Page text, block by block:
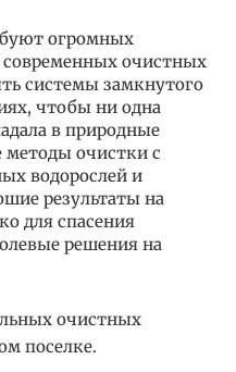
огромных
современных очистных
системы замкнутого
чтобы ни одна
в природные
методы очистки с
водорослей и
результаты на
для спасения
решения на
очистных
поселке.